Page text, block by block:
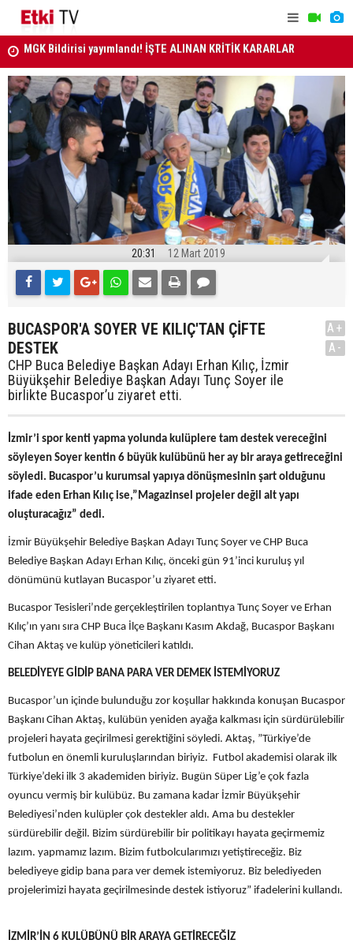
ANAYASA MAHKEMESİ KARARLARI R. GAZETE'DE..
20:31 12 Mart 2019
BUCASPOR'A SOYER VE KILIÇ'TAN ÇİFTE
DESTEK
CHP Buca Belediye Başkan Adayı Erhan Kılıç, İzmir
Büyükşehir Belediye Başkan Adayı Tunç Soyer ile
birlikte Bucaspor’u ziyaret etti.
A+
A-
İzmir’i spor kenti yapma yolunda kulüplere tam destek vereceğini
söyleyen Soyer kentin 6 büyük kulübünü her ay bir araya getireceğini
söyledi. Bucaspor’u kurumsal yapıya dönüşmesinin şart olduğunu
ifade eden Erhan Kılıç ise,”Magazinsel projeler değil alt yapı
oluşturacağız” dedi.
İzmir Büyükşehir Belediye Başkan Adayı Tunç Soyer ve CHP Buca
Belediye Başkan Adayı Erhan Kılıç, önceki gün 91’inci kuruluş yıl
dönümünü kutlayan Bucaspor’u ziyaret etti.
Bucaspor Tesisleri’nde gerçekleştirilen toplantıya Tunç Soyer ve Erhan
Kılıç’ın yanı sıra CHP Buca İlçe Başkanı Kasım Akdağ, Bucaspor Başkanı
Cihan Aktaş ve kulüp yöneticileri katıldı.
BELEDİYEYE GİDİP BANA PARA VER DEMEK İSTEMİYORUZ
Bucaspor’un içinde bulunduğu zor koşullar hakkında konuşan Bucaspor
Başkanı Cihan Aktaş, kulübün yeniden ayağa kalkması için sürdürülebilir
projeleri hayata geçirilmesi gerektiğini söyledi. Aktaş, ”Türkiye’de
futbolun en önemli kuruluşlarından biriyiz. Futbol akademisi olarak ilk
Türkiye’deki ilk 3 akademiden biriyiz. Bugün Süper Lig’e çok fazla
oyuncu vermiş bir kulübüz. Bu zamana kadar İzmir Büyükşehir
Belediyesi’nden kulüpler çok destekler aldı. Ama bu destekler
sürdürebilir değil. Bizim sürdürebilir bir politikayı hayata geçirmemiz
lazım. yapmamız lazım. Bizim futbolcularımızı yetiştireceğiz. Biz
belediyeye gidip bana para ver demek istemiyoruz. Biz belediyeden
projelerimizi hayata geçirilmesinde destek istiyoruz” ifadelerini kullandı.
İZMİR’İN 6 KULÜBÜNÜ BİR ARAYA GETİRECEĞİZ